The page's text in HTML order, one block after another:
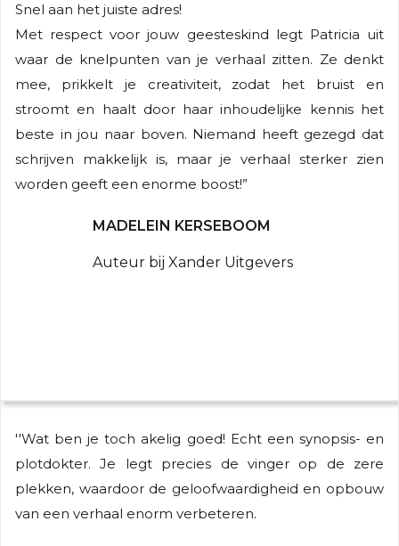
Snel aan het juiste adres!
Met respect voor jouw geesteskind legt Patricia uit
waar de knelpunten van je verhaal zitten. Ze denkt
mee, prikkelt je creativiteit, zodat het bruist en
stroomt en haalt door haar inhoudelijke kennis het
beste in jou naar boven. Niemand heeft gezegd dat
schrijven makkelijk is, maar je verhaal sterker zien
worden geeft een enorme boost!”
MADELEIN KERSEBOOM
Auteur bij Xander Uitgevers
''Wat ben je toch akelig goed! Echt een synopsis- en
plotdokter. Je legt precies de vinger op de zere
plekken, waardoor de geloofwaardigheid en opbouw
van een verhaal enorm verbeteren.